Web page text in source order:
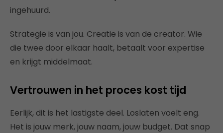
ingehuurd.
Strategie is van jou. Creatie is van de creator. Wie
die twee door elkaar haalt, betaalt voor expertise
en krijgt middelmaat.
Vertrouwen in het proces kost tijd
Eerlijk, dit is het lastigste deel. Loslaten voelt eng.
Het is jouw merk, jouw naam, jouw budget. Dat snap